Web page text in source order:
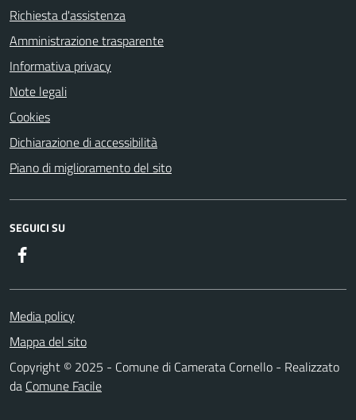
Richiesta d'assistenza
Amministrazione trasparente
Informativa privacy
Note legali
Cookies
Dichiarazione di accessibilità
Piano di miglioramento del sito
SEGUICI SU
Media policy
Mappa del sito
Copyright © 2025 - Comune di Camerata Cornello - Realizzato
da Comune Facile